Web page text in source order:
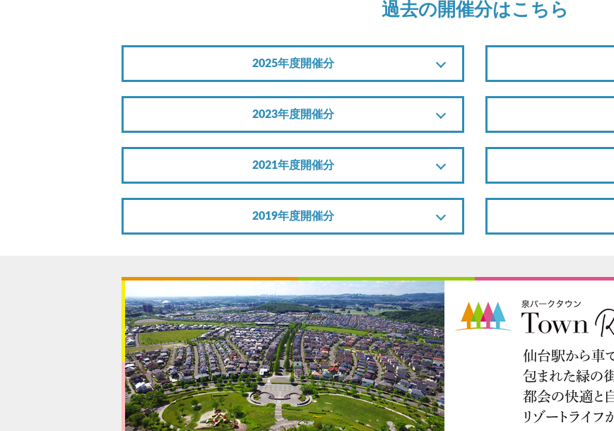
過去の開催分はこちら
2025年度開催分
2023年度開催分
2021年度開催分
2019年度開催分